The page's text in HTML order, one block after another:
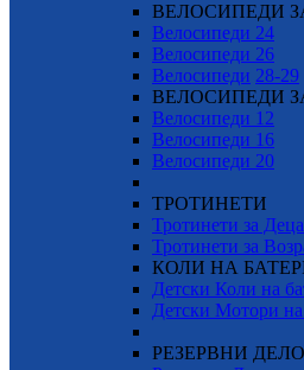
ВЕЛОСИПЕДИ
Велосипеди 24
Велосипеди 26
Велосипеди 28-29
ВЕЛОСИПЕДИ
Велосипеди 12
Велосипеди 16
Велосипеди 20
ТРОТИНЕТИ
Тротинети за Деца
Тротинети за
КОЛИ НА
Детски Коли на
Детски Мотори на
РЕЗЕРВНИ